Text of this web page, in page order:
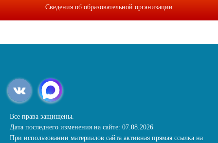
Сведения об образовательной организации
Все права защищены.
Дата последнего изменения на сайте: 07.08.2026
При использовании материалов сайта активная прямая ссылка на